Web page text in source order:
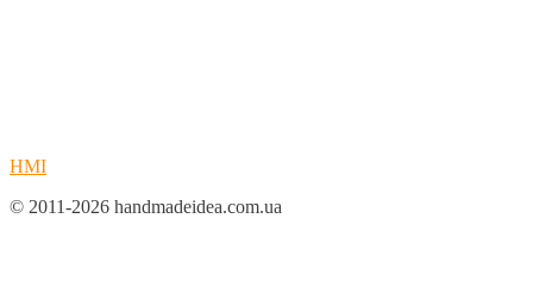
HMI
© 2011-2026 handmadeidea.com.ua